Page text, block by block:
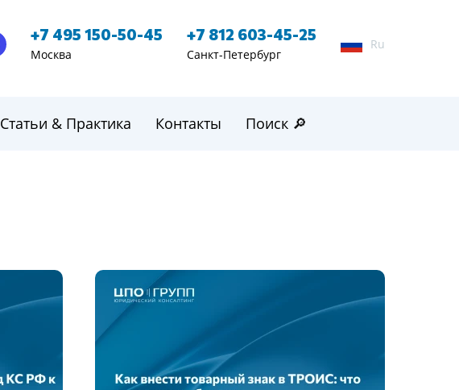
+7 495 150-50-45
Москва
+7 812 603-45-25
Санкт-Петербург
Ru
Статьи & Практика Контакты Поиск 🔎